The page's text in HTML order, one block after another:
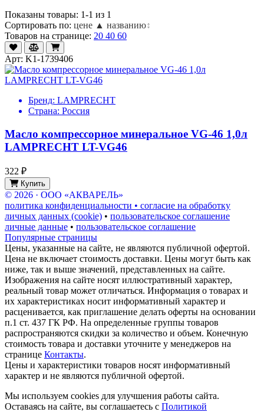
Показаны товары: 1-1 из 1
Сортировать по: цене ▲ названию↕
Товаров на странице: 20 40 60
Арт: K1-1739406
Бренд: LAMPRECHT
Страна: Россия
Масло компрессорное минеральное VG-46 1,0л
LAMPRECHT LT-VG46
322 ₽
Купить
© 2026 · ООО «АКВАРЕЛЬ»
политика конфиденциальности • согласие на обработку
личных данных (cookie) • пользовательское соглашение
личные данные • пользовательское соглашение
Популярные страницы
Цены, указанные на сайте, не являются публичной офертой.
Цена не включает стоимость доставки. Цены могут быть как
ниже, так и выше значений, представленных на сайте.
Изображения на сайте носят иллюстративный характер,
реальный товар может отличаться. Информация о товарах и
их характеристиках носит информативный характер и
расценивается, как приглашение делать оферты на основании
п.1 ст. 437 ГК РФ. На определенные группы товаров
распространяются скидки за количество и объем. Конечную
стоимость товара и доставки уточните у менеджеров на
странице Контакты.
Цены и характеристики товаров носят информативный
характер и не являются публичной офертой.
Мы используем cookies для улучшения работы сайта.
Оставаясь на сайте, вы соглашаетесь с Политикой